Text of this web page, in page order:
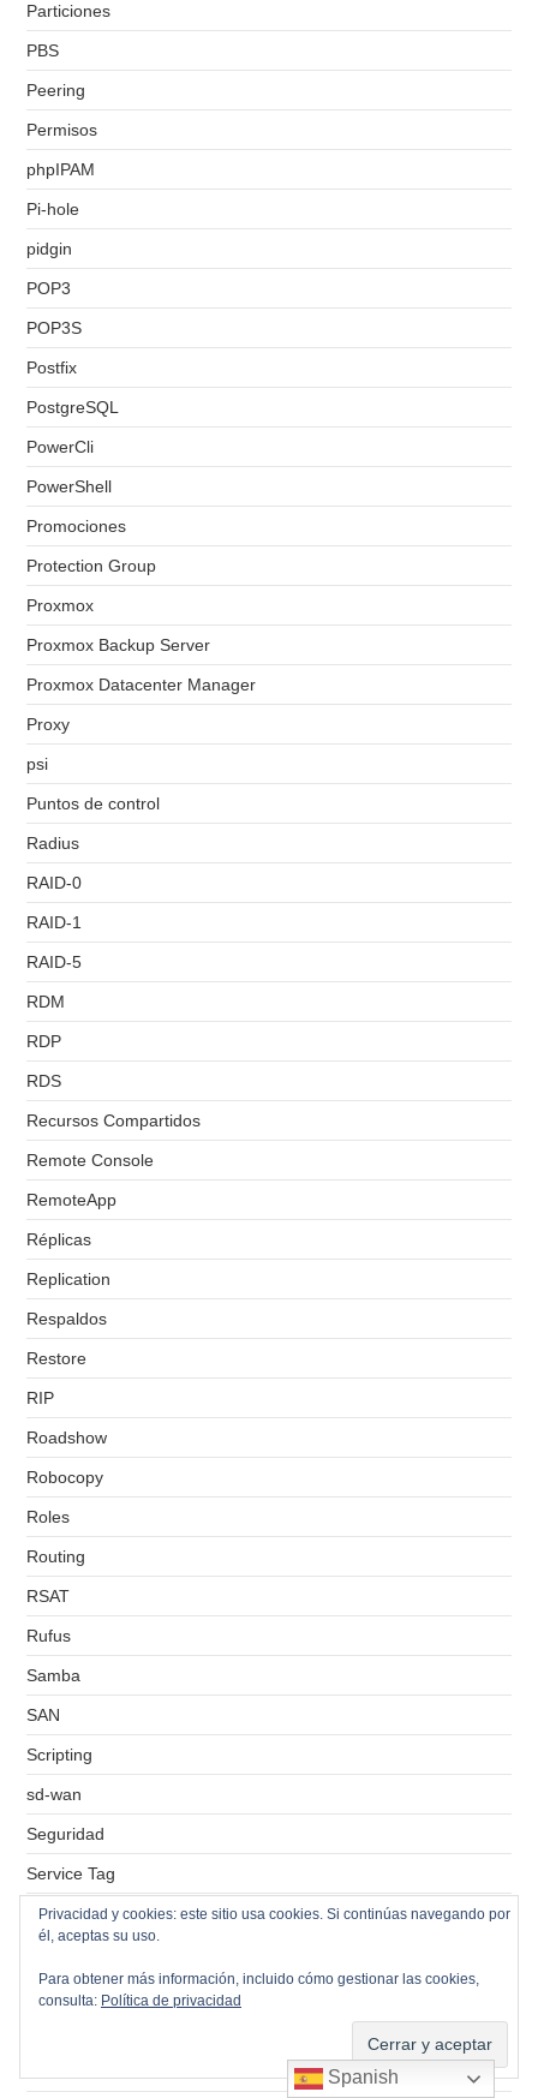
Particiones
PBS
Peering
Permisos
phpIPAM
Pi-hole
pidgin
POP3
POP3S
Postfix
PostgreSQL
PowerCli
PowerShell
Promociones
Protection Group
Proxmox
Proxmox Backup Server
Proxmox Datacenter Manager
Proxy
psi
Puntos de control
Radius
RAID-0
RAID-1
RAID-5
RDM
RDP
RDS
Recursos Compartidos
Remote Console
RemoteApp
Réplicas
Replication
Respaldos
Restore
RIP
Roadshow
Robocopy
Roles
Routing
RSAT
Rufus
Samba
SAN
Scripting
sd-wan
Seguridad
Service Tag
Servidor de correos
Servidor de impresión
Spanish
Privacidad y cookies: este sitio usa cookies. Si continúas navegando por
él, aceptas su uso.
Para obtener más información, incluido cómo gestionar las cookies,
consulta: Política de privacidad